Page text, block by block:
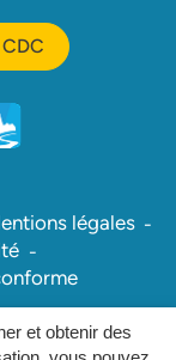
et obtenir des
onglet)onglet)
un nouvel onglet)
dans un nouvel
dans un
légales
dans un